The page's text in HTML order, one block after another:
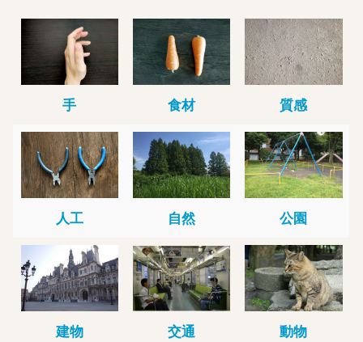
手 食材 質感
人工 自然 公園
建物 交通 動物